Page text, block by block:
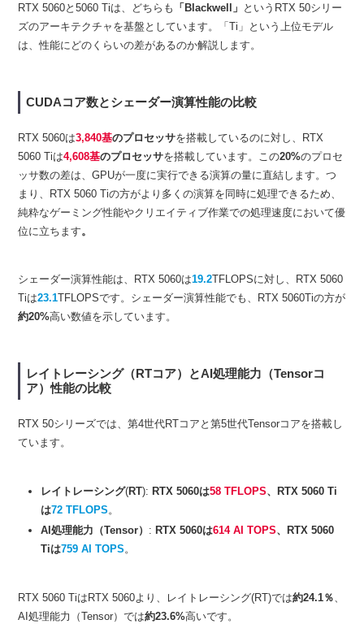
RTX 5060と5060 Tiは、どちらも 「Blackwell」 というRTX 50シリー
ズのアーキテクチャを基盤としています。「Ti」という上位モデル
は、性能にどのくらいの差があるのか解説します。
CUDAコア数とシェーダー演算性能の比較
RTX 5060は3,840基のプロセッサを搭載しているのに対し、RTX
5060 Tiは4,608基のプロセッサを搭載しています。この20%のプロセ
ッサ数の差は、GPUが一度に実行できる演算の量に直結します。つ
まり、RTX 5060 Tiの方がより多くの演算を同時に処理できるため、
純粋なゲーミング性能やクリエイティブ作業での処理速度において優
位に立ちます。
シェーダー演算性能は、RTX 5060は19.2TFLOPSに対し、RTX 5060
Tiは23.1TFLOPSです。シェーダー演算性能でも、RTX 5060Tiの方が
約20%高い数値を示しています。
レイトレーシング（RTコア）とAI処理能力（Tensorコ
ア）性能の比較
RTX 50シリーズでは、第4世代RTコアと第5世代Tensorコアを搭載し
ています。
レイトレーシング(RT): RTX 5060は58 TFLOPS、RTX 5060 Ti
は72 TFLOPS 。
AI処理能力（Tensor） : RTX 5060は614 AI TOPS、RTX 5060
Tiは759 AI TOPS。
RTX 5060 TiはRTX 5060より、レイトレーシング(RT)では約24.1％
AI処理能力（Tensor）では約23.6%高いです。